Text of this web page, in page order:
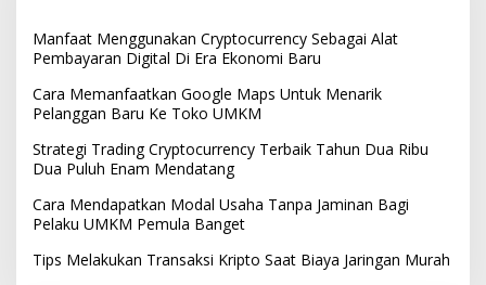
Manfaat Menggunakan Cryptocurrency Sebagai Alat
Pembayaran Digital Di Era Ekonomi Baru
Cara Memanfaatkan Google Maps Untuk Menarik
Pelanggan Baru Ke Toko UMKM
Strategi Trading Cryptocurrency Terbaik Tahun Dua Ribu
Dua Puluh Enam Mendatang
Cara Mendapatkan Modal Usaha Tanpa Jaminan Bagi
Pelaku UMKM Pemula Banget
Tips Melakukan Transaksi Kripto Saat Biaya Jaringan Murah